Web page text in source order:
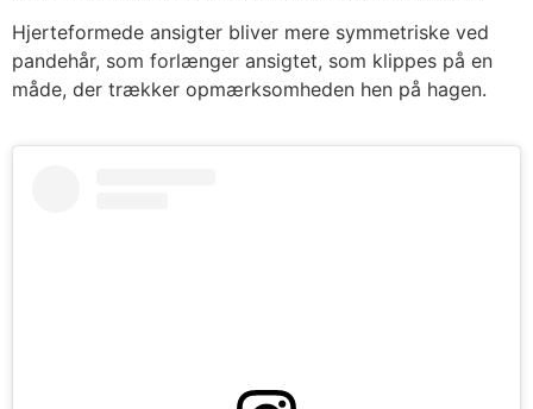
Hjerteformede ansigter bliver mere symmetriske ved
pandehår, som forlænger ansigtet, som klippes på en
måde, der trækker opmærksomheden hen på hagen.